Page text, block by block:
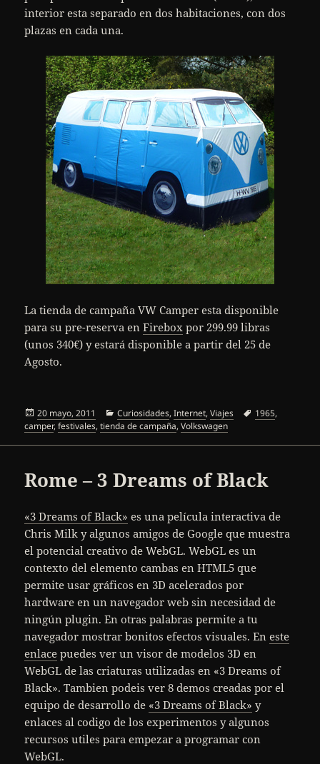
interior esta separado en dos habitaciones, con dos
plazas en cada una.
La tienda de campaña VW Camper esta disponible
para su pre-reserva enFirebox por 299.99 libras
(unos 340€) y estará disponible a partir del 25 de
Agosto.
Publicado
el
20 mayo, 2011 Categorías
Curiosidades,Internet,Viajes Etiquetas
1965,
camper,festivales,tienda de campaña,Volkswagen
Rome – 3 Dreams of Black
«3 Dreams of Black» es una película interactiva de
Chris Milk y algunos amigos de Google que muestra
el potencial creativo de WebGL. WebGL es un
contexto del elemento cambas en HTML5 que
permite usar gráficos en 3D acelerados por
hardware en un navegador web sin necesidad de
ningún plugin. En otras palabras permite a tu
navegador mostrar bonitos efectos visuales. Eneste
enlace puedes ver un visor de modelos 3D en
WebGL de las criaturas utilizadas en «3 Dreams of
Black». Tambien podeis ver 8 demos creadas por el
equipo de desarrollo de «3 Dreams of Black» y
enlaces al codigo de los experimentos y algunos
recursos utiles para empezar a programar con
WebGL.